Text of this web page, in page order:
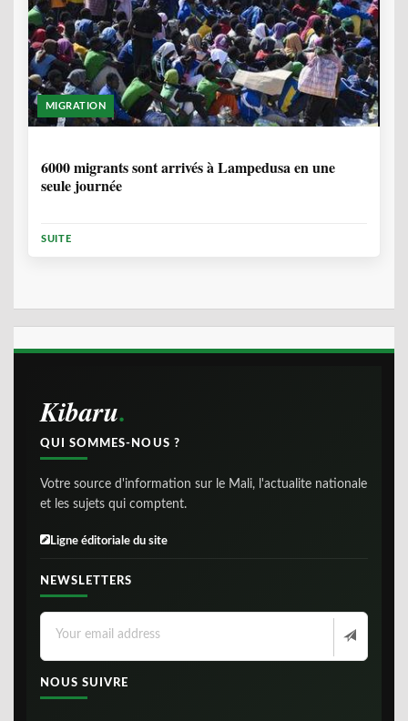
MIGRATION
6000 migrants sont arrivés à Lampedusa en une
seule journée
SUITE
Kibaru
QUI SOMMES-NOUS ?
Votre source d'information sur le Mali, l'actualite nationale
et les sujets qui comptent.
Ligne éditoriale du site
NEWSLETTERS
NOUS SUIVRE